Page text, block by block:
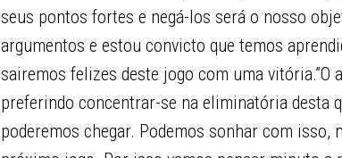
seus pontos fortes e negá-los será o nosso
argumentos e estou convicto que temos
sairemos felizes deste jogo com uma
preferindo concentrar-se na eliminatória desta
poderemos chegar. Podemos sonhar com